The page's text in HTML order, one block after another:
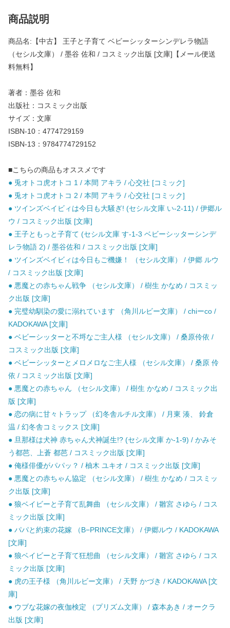
商品説明
商品名:【中古】 王子と子育て ベビーシッターシンデレラ物語
（セシル文庫） / 墨谷 佐和 / コスミック出版 [文庫]【メール便送
料無料】
著者：墨谷 佐和
出版社：コスミック出版
サイズ：文庫
ISBN-10：4774729159
ISBN-13：9784774729152
■こちらの商品もオススメです
● 兎オトコ虎オトコ 1 / 本間 アキラ / 心交社 [コミック]
● 兎オトコ虎オトコ 2 / 本間 アキラ / 心交社 [コミック]
● ツインズベイビィは今日も大騒ぎ! (セシル文庫 い-2-11) / 伊郷ル
ウ / コスミック出版 [文庫]
● 王子ともっと子育て (セシル文庫 す-1-3 ベビーシッターシンデ
レラ物語 2) / 墨谷佐和 / コスミック出版 [文庫]
● ツインズベイビィは今日もご機嫌！ （セシル文庫） / 伊郷 ルウ
/ コスミック出版 [文庫]
● 悪魔との赤ちゃん戦争 （セシル文庫） / 樹生 かなめ / コスミッ
ク出版 [文庫]
● 完璧幼馴染の愛に溺れています （角川ルビー文庫） / chiーco /
KADOKAWA [文庫]
● ベビーシッターと不埒なご主人様 （セシル文庫） / 桑原伶依 /
コスミック出版 [文庫]
● ベビーシッターとメロメロなご主人様 （セシル文庫） / 桑原 伶
依 / コスミック出版 [文庫]
● 悪魔との赤ちゃん （セシル文庫） / 樹生 かなめ / コスミック出
版 [文庫]
● 恋の病に甘々トラップ （幻冬舎ルチル文庫） / 月東 湊、 鈴倉
温 / 幻冬舎コミックス [文庫]
● 旦那様は犬神 赤ちゃん犬神誕生!? (セシル文庫 か-1-9) / かみそ
う都芭、上蒼 都芭 / コスミック出版 [文庫]
● 俺様俳優がパパッ？ / 柚木 ユキオ / コスミック出版 [文庫]
● 悪魔との赤ちゃん協定 （セシル文庫） / 樹生 かなめ / コスミッ
ク出版 [文庫]
● 狼ベイビーと子育て乱舞曲 （セシル文庫） / 雛宮 さゆら / コス
ミック出版 [文庫]
● パパと約束の花嫁 （B−PRINCE文庫） / 伊郷ルウ / KADOKAWA
[文庫]
● 狼ベイビーと子育て狂想曲 （セシル文庫） / 雛宮 さゆら / コス
ミック出版 [文庫]
● 虎の王子様 （角川ルビー文庫） / 天野 かづき / KADOKAWA [文
庫]
● ウブな花嫁の夜伽検定 （プリズム文庫） / 森本あき / オークラ
出版 [文庫]